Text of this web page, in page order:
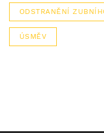
ODSTRANĚNÍ
ÚSMĚV